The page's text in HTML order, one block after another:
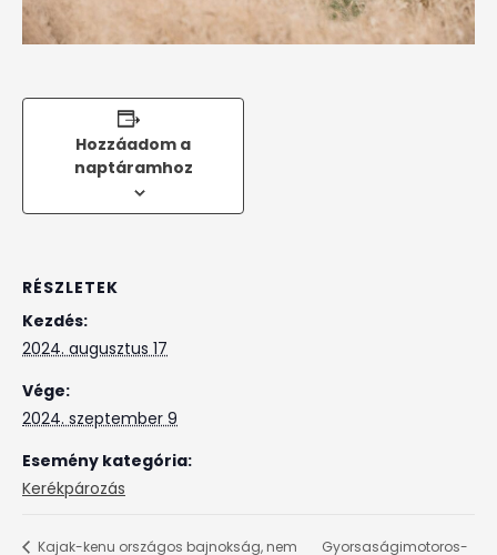
Hozzáadom a
naptáramhoz
RÉSZLETEK
Kezdés:
2024. augusztus 17
Vége:
2024. szeptember 9
Esemény kategória:
Kerékpározás
Kajak-kenu országos bajnokság, nem
Gyorsaságimotoros-